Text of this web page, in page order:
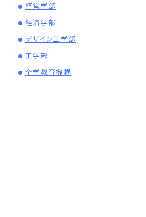
経営学部
経済学部
デザイン工学部
工学部
全学教育機構